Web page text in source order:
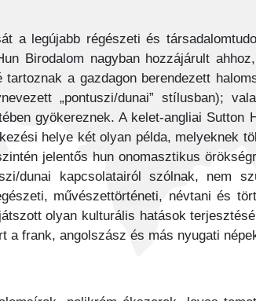
a legújabb régészeti és
Birodalom nagyban hozzájárult
a gazdagon berendezett
„pontuszi/dunai” stílusban);
gyökereznek. A kelet-angliai Sutton
helye két olyan példa, melyeknek
jelentős hun onomasztikus
dunai kapcsolatairól szólnak, nem
művészettörténeti, névtani és
olyan kulturális hatások
a frank, angolszász és más nyugati